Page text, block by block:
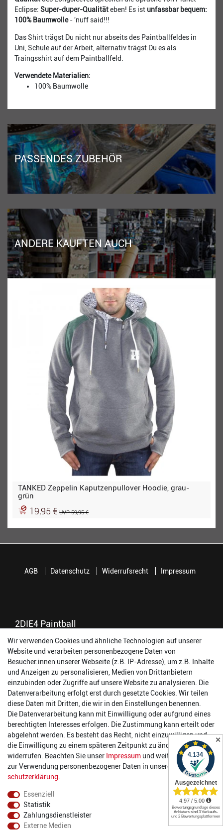
Eclipse: Super-duper-Qualitäteben! Es ist unfassbar bequem:
100% Baumwolle- 'nuff said!!!
Das Shirt trägst Du nicht nur abseits des Paintballfeldes in
Uni, Schule auf der Arbeit, alternativ trägst Du es als
Traingsshirt auf dem Paintballfeld.
Verwendete Materialien:
100% Baumwolle
PASSENDES ZUBEHÖR
ANDERE KAUFTEN AUCH
TANKED Zeppelin Kaputzenpullover Hoodie, grau-
grün
19,95 €UVP 59,95 €
2DIE4 Paintball
56457 Westerburg
Reinhold-Ferger-Straße 26
order@2die4-sports.com
0 26 63/ 9 68 69 37
Öffnungszeiten
14:00 - 17:00 Uhr
Dienstag:
14:00 - 17:00 Uhr
Mittwoch:
14:00 - 17:00 Uhr
Donnerstag:
14:00 - 17:00 Uhr
14:00 - 19:00 Uhr
10:00 - 17:00 Uhr
AGB Datenschutz Widerrufsrecht Impressum
Wir verwenden Cookies und ähnliche Technologien auf unserer
Website und verarbeiten personenbezogene Daten von
Besucher:innen unserer Webseite (z.B. IP-Adresse), um z.B. Inhalte
und Anzeigen zu personalisieren, Medien von Drittanbietern
einzubinden oder Zugriffe auf unsere Website zu analysieren. Die
Datenverarbeitung erfolgt erst durch gesetzte Cookies. Wir teilen
diese Daten mit Dritten, die wir in den Einstellungen benennen.
Die Datenverarbeitung kann mit Einwilligung oder aufgrund eines
berechtigten Interesses erfolgen. Die Zustimmung kann erteilt oder
abgelehnt werden. Es besteht das Recht, nicht einzuwilligen und
die Einwilligung zu einem späteren Zeitpunkt zu ändern oder zu
widerrufen. Beachten Sie unser Impressum und weitere Hinweise
zur Verwendung personenbezogener Daten in unserer
Daten­
schutz­erklärung
Essenziell
Statistik
Zahlungsdienstleister
Externe Medien
✕